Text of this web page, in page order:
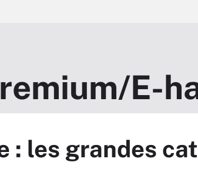
E-
: les grandes